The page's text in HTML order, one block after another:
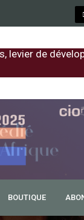
levier de
BOUTIQUE